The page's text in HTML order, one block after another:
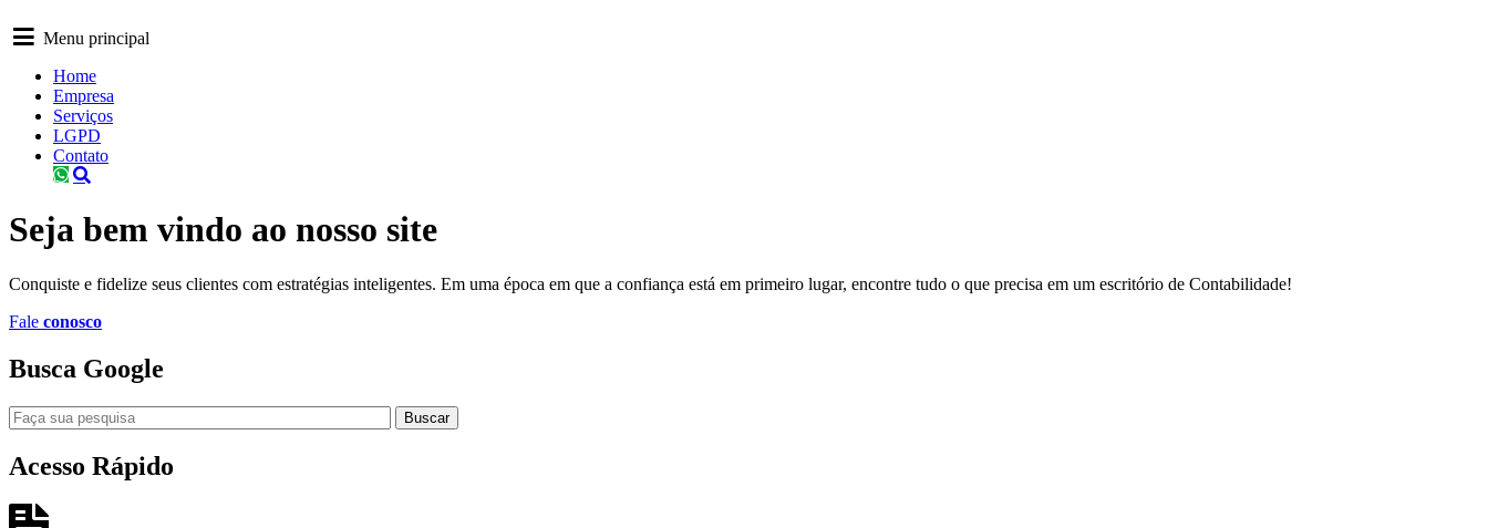
Menu principal
Home
Empresa
Serviços
LGPD
Contato
Seja bem vindo ao nosso site
Conquiste e fidelize seus clientes com estratégias inteligentes. Em uma época em que a confiança está em primeiro lugar, encontre tudo o que precisa em um escritório de Contabilidade!
Fale conosco
Busca Google
Buscar
Acesso Rápido